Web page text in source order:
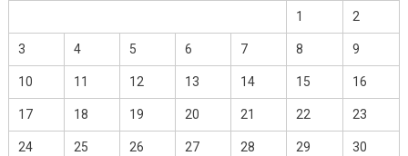
1 2
3 4 5 6 7 8 9
10 11 12 13 14 15 16
17 18 19 20 21 22 23
24 25 26 27 28 29 30